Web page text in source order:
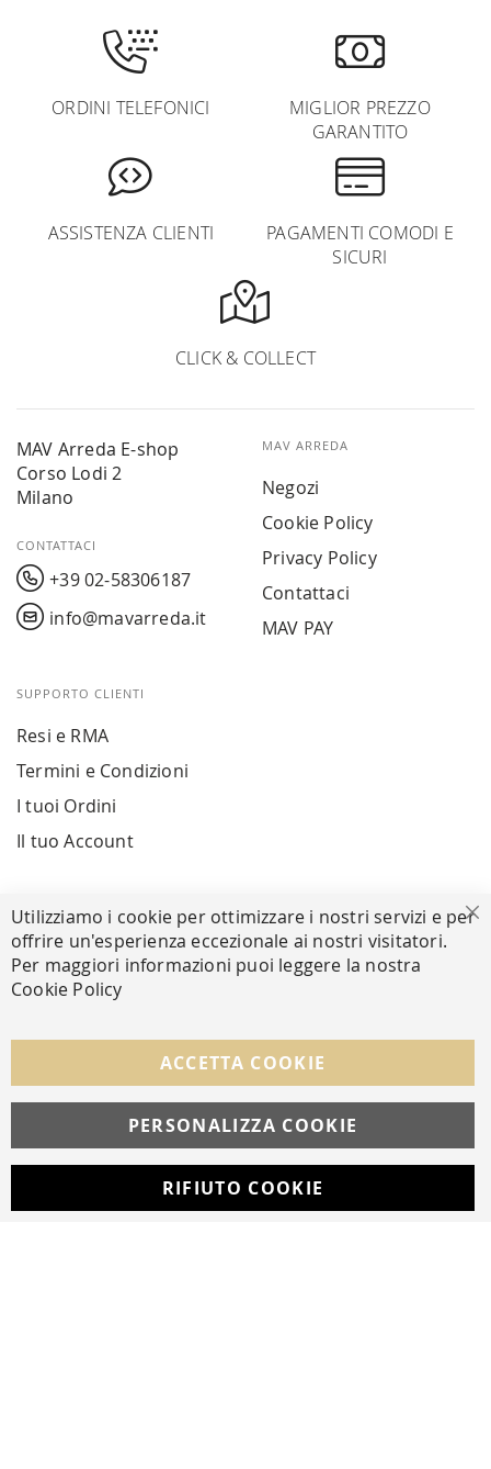
ORDINI TELEFONICI
MIGLIOR PREZZO
GARANTITO
ASSISTENZA CLIENTI
PAGAMENTI COMODI E
SICURI
CLICK & COLLECT
MAV Arreda E-shop
Corso Lodi 2
Milano
CONTATTACI
+39 02-58306187
info@mavarreda.it
MAV ARREDA
Negozi
Cookie Policy
Privacy Policy
Contattaci
MAV PAY
SUPPORTO CLIENTI
Resi e RMA
Termini e Condizioni
I tuoi Ordini
Il tuo Account
Facebook Instagram Whatsapp
© Copyright MAV Arreda s.r.l. | P.IVA IT05919160969
Via Galileo Galilei, 14 | Milano
Utilizziamo i cookie per ottimizzare i nostri servizi e per
offrire un'esperienza eccezionale ai nostri visitatori.
Per maggiori informazioni puoi leggere la nostra
Cookie Policy
ACCETTA COOKIE
PERSONALIZZA COOKIE
RIFIUTO COOKIE